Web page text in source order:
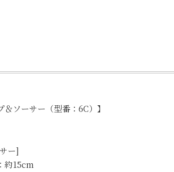
＆ソーサー（型番：6C）】
ー]
約15cm